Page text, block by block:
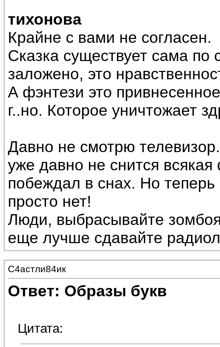
тихонова
Крайне с вами не согласен.
Сказка существует сама по
заложено, это
А фэнтези это
г..но. Которое уничтожает
Давно не смотрю
уже давно не снится
побеждал в снах. Но теперь
просто нет!
Люди, выбрасывайте
еще лучше сдавайте
С4астли84ик
Ответ: Образы букв
Цитата: